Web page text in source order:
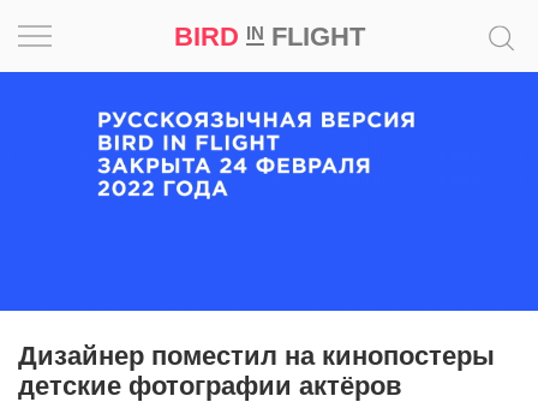
BIRD INFLIGHT
Дизайнер поместил на кинопостеры
детские фотографии актёров